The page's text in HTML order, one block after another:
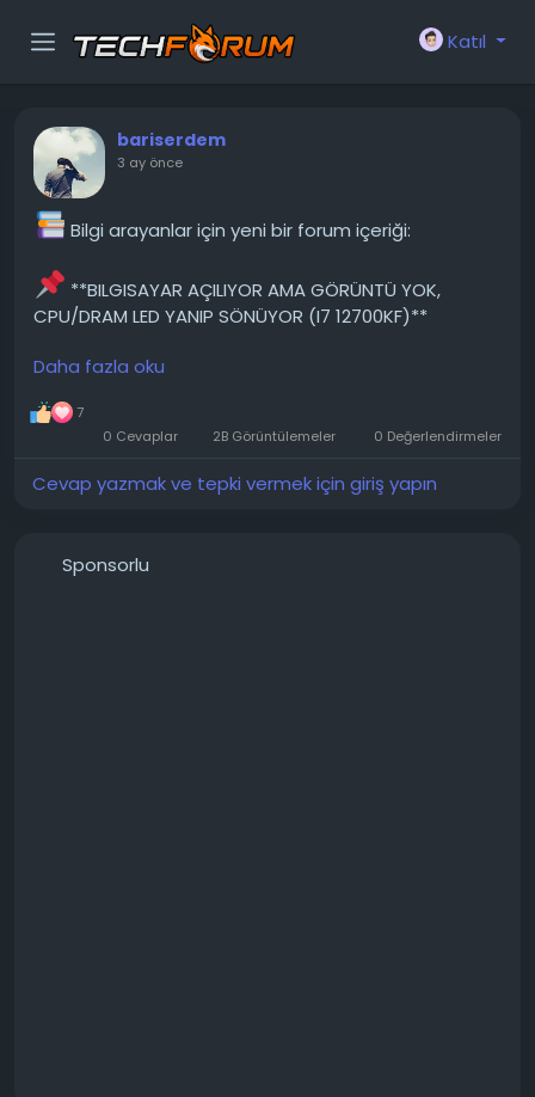
Katıl
bariserdem
3 ay önce
Bilgi arayanlar için yeni bir forum içeriği:
**BILGISAYAR AÇILIYOR AMA GÖRÜNTÜ YOK,
CPU/DRAM LED YANIP SÖNÜYOR (I7 12700KF)**
Herkese merhaba, umarım birileri sorunumla ilgili
bir fikir verebilir çünkü gerçekten tıkandım. Sorun:
Cumartesi gününden beri bilgisayarım açılmıyor.
Cuma gecesine kadar hiçbir sorun yoktu, hatta uzun
süre oyun oynadım. Ertesi gün açmayı denediğimde:
───────────────
Daha fazla oku
7
0 Cevaplar
2B Görüntülemeler 0 Değerlendirmeler
Cevap yazmak ve tepki vermek için giriş yapın
Sponsorlu